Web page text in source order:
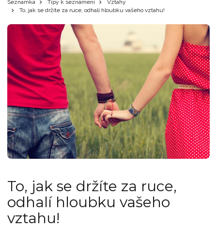
Seznamka Tipy k seznámení
Vztahy
To, jak se držíte za ruce, odhalí hloubku vašeho vztahu!
To, jak se držíte za ruce,
odhalí hloubku vašeho
vztahu!